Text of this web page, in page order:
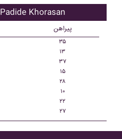
بازیکن ذحیره Padide Khorasan
پیراهن
۳۵
۱۳
۳۷
۱۵
۲۸
۱۰
۲۲
۲۷